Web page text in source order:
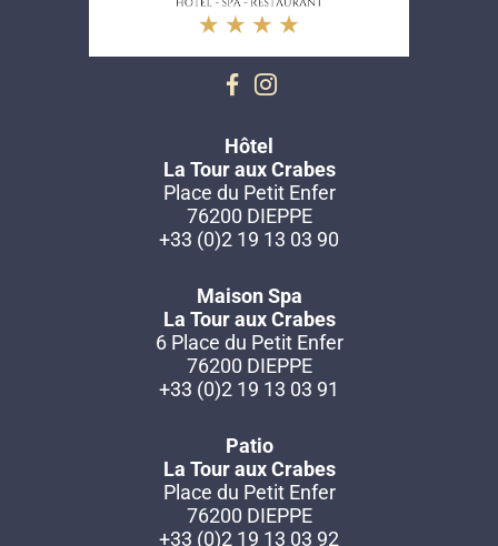
Hôtel
La Tour aux Crabes
Place du Petit Enfer
76200 DIEPPE
+33 (0)2 19 13 03 90
Maison Spa
La Tour aux Crabes
6 Place du Petit Enfer
76200 DIEPPE
+33 (0)2 19 13 03 91
Patio
La Tour aux Crabes
Place du Petit Enfer
76200 DIEPPE
+33 (0)2 19 13 03 92